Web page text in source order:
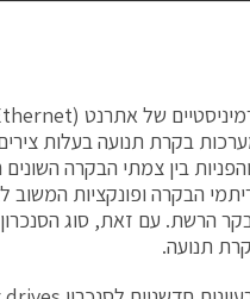
בין צמתי הבקרה
הבקרה ופונקציות המשוב
הרשת. עם זאת, סוג
תנועה.